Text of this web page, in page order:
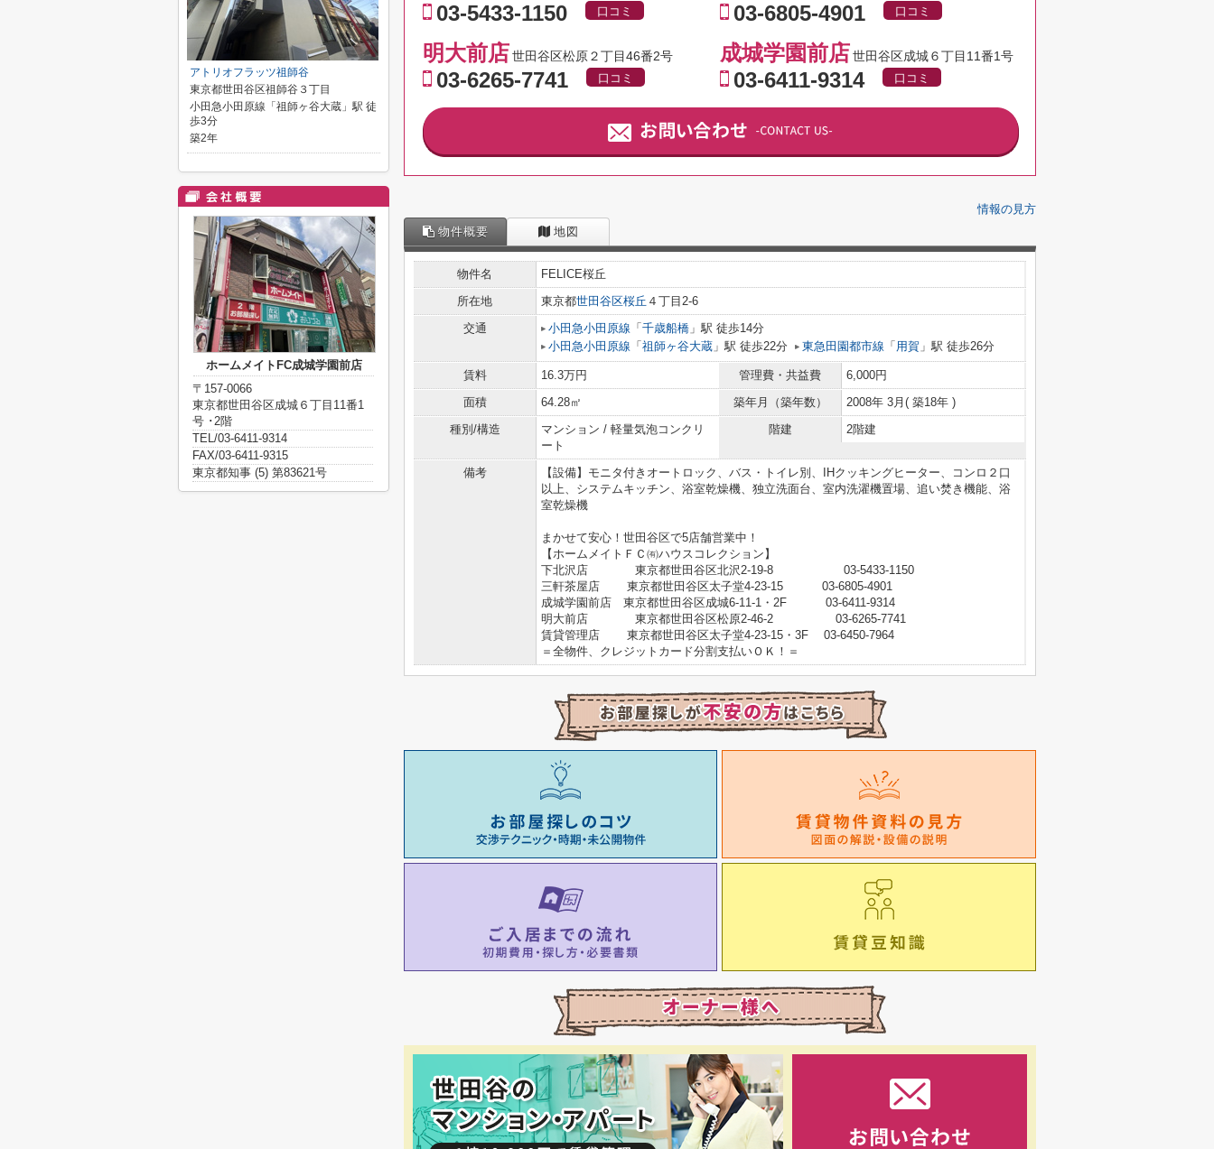
03-5433-1150 口コミ 03-6805-4901 口コミ
明大前店世田谷区松原２丁目46番2号
03-6265-7741 口コミ
成城学園前店世田谷区成城６丁目11番1号
03-6411-9314 口コミ
情報の見方
物件概要
地図
物件名
FELICE桜丘
所在地
東京都世田谷区桜丘 ４丁目2-6
交通
小田急小田原線 「 千歳船橋 」駅 徒歩14分
小田急小田原線 「 祖師ヶ谷大蔵 」駅 徒歩22分 東急田園都市線 「 用賀 」駅 徒歩26分
賃料 16.3万円 管理費・共益費
6,000円
面積
64.28㎡ 築年月（築年数）
2008年 3月( 築18年 )
種別/構造
マンション / 軽量気泡コンクリ
ート
階建 2階建
備考
【設備】モニタ付きオートロック、バス・トイレ別、IHクッキングヒーター、コンロ２口
以上、システムキッチン、浴室乾燥機、独立洗面台、室内洗濯機置場、追い焚き機能、浴
室乾燥機
まかせて安心！世田谷区で5店舗営業中！
【ホームメイトＦＣ㈲ハウスコレクション】
下北沢店 東京都世田谷区北沢2-19-8 03-5433-1150
三軒茶屋店 東京都世田谷区太子堂4-23-15 03-6805-4901
成城学園前店 東京都世田谷区成城6-11-1・2F 03-6411-9314
明大前店 東京都世田谷区松原2-46-2 03-6265-7741
賃貸管理店 東京都世田谷区太子堂4-23-15・3F 03-6450-7964
＝全物件、クレジットカード分割支払いＯＫ！＝
アトリオフラッツ祖師谷
東京都世田谷区祖師谷３丁目
小田急小田原線「祖師ヶ谷大蔵」駅 徒
歩3分
築2年
ホームメイトFC成城学園前店
〒157-0066
東京都世田谷区成城６丁目11番1
号 ･2階
TEL/03-6411-9314
FAX/03-6411-9315
東京都知事 (5) 第83621号